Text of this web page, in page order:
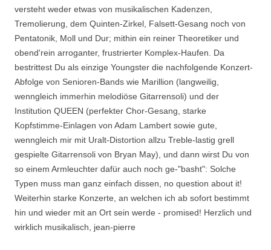
versteht weder etwas von musikalischen Kadenzen,
Tremolierung, dem Quinten-Zirkel, Falsett-Gesang noch von
Pentatonik, Moll und Dur; mithin ein reiner Theoretiker und
obend'rein arroganter, frustrierter Komplex-Haufen. Da
bestrittest Du als einzige Youngster die nachfolgende Konzert-
Abfolge von Senioren-Bands wie Marillion (langweilig,
wenngleich immerhin melodiöse Gitarrensoli) und der
Institution QUEEN (perfekter Chor-Gesang, starke
Kopfstimme-Einlagen von Adam Lambert sowie gute,
wenngleich mir mit Uralt-Distortion allzu Treble-lastig grell
gespielte Gitarrensoli von Bryan May), und dann wirst Du von
so einem Armleuchter dafür auch noch ge-"basht": Solche
Typen muss man ganz einfach dissen, no question about it!
Weiterhin starke Konzerte, an welchen ich ab sofort bestimmt
hin und wieder mit an Ort sein werde - promised! Herzlich und
wirklich musikalisch, jean-pierre